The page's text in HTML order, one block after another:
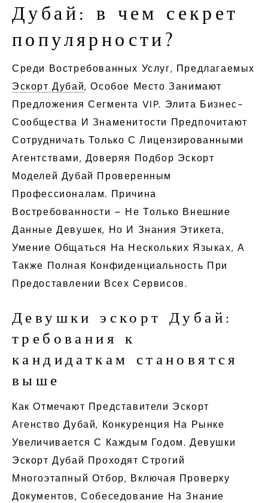
Дубай: в чем секрет
популярности?
Среди Востребованных Услуг, Предлагаемых
Эскорт Дубай, Особое Место Занимают
Предложения Сегмента VIP. Элита Бизнес-
Сообщества И Знаменитости Предпочитают
Сотрудничать Только С Лицензированными
Агентствами, Доверяя Подбор Эскорт
Моделей Дубай Проверенным
Профессионалам. Причина
Востребованности – Не Только Внешние
Данные Девушек, Но И Знания Этикета,
Умение Общаться На Нескольких Языках, А
Также Полная Конфиденциальность При
Предоставлении Всех Сервисов.
Девушки эскорт Дубай:
требования к
кандидаткам становятся
выше
Как Отмечают Представители Эскорт
Агенство Дубай, Конкуренция На Рынке
Увеличивается С Каждым Годом. Девушки
Эскорт Дубай Проходят Строгий
Многоэтапный Отбор, Включая Проверку
Документов, Собеседование На Знание